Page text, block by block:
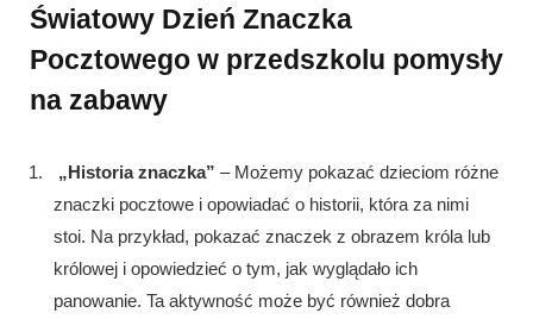
Światowy Dzień Znaczka
Pocztowego w przedszkolu pomysły
na zabawy
„Historia znaczka” – Możemy pokazać dzieciom różne
znaczki pocztowe i opowiadać o historii, która za nimi
stoi. Na przykład, pokazać znaczek z obrazem króla lub
królowej i opowiedzieć o tym, jak wyglądało ich
panowanie. Ta aktywność może być również dobra